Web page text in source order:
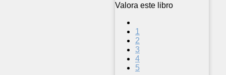
Valora este libro
1
2
3
4
5